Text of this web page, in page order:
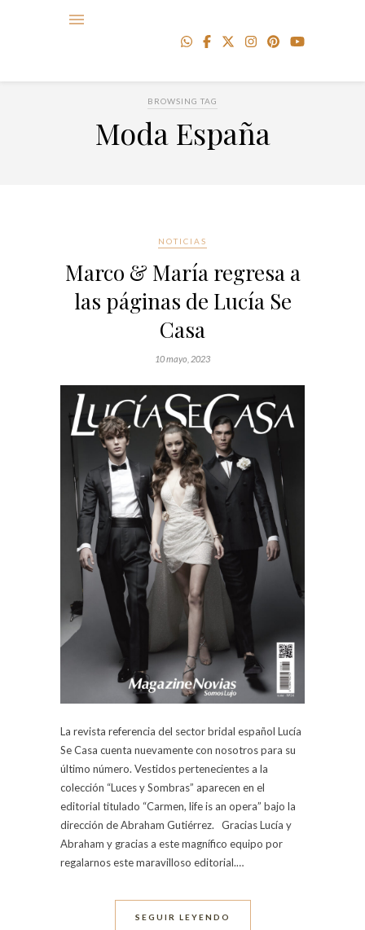
BROWSING TAG
Moda España
NOTICIAS
Marco & María regresa a
las páginas de Lucía Se
Casa
10 mayo, 2023
La revista referencia del sector bridal español Lucía
Se Casa cuenta nuevamente con nosotros para su
último número. Vestidos pertenecientes a la
colección “Luces y Sombras” aparecen en el
editorial titulado “Carmen, life is an opera” bajo la
dirección de Abraham Gutiérrez. Gracias Lucía y
Abraham y gracias a este magnífico equipo por
regalarnos este maravilloso editorial.…
SEGUIR LEYENDO